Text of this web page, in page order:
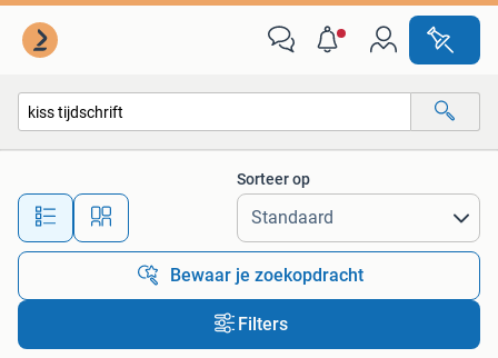
Alle afstanden…
Sorteer op
Bewaar je zoekopdracht
Filters